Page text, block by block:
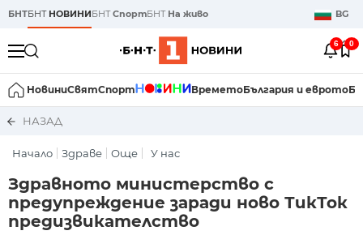
БНТБНТ НОВИНИБНТСпортБНТ На живо BG
6 0
НовиниСвятСпорт ВреметоБългария и еврото
НАЗАД
Начало Здраве Още У нас
Здравното министерство с
предупреждение заради ново ТикТок
предизвикателство